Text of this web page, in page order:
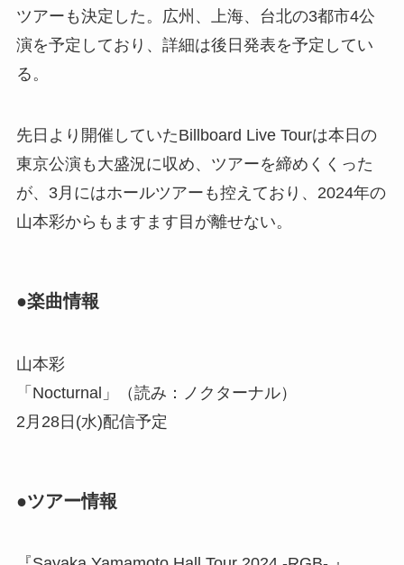
ツアーも決定した。広州、上海、台北の3都市4公
演を予定しており、詳細は後日発表を予定してい
る。
先日より開催していたBillboard Live Tourは本日の
東京公演も大盛況に収め、ツアーを締めくくった
が、3月にはホールツアーも控えており、2024年の
山本彩からもますます目が離せない。
●楽曲情報
山本彩
「Nocturnal」（読み：ノクターナル）
2月28日(水)配信予定
●ツアー情報